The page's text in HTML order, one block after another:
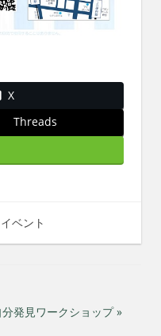
X
Threads
ベント
発見ワークショップ »